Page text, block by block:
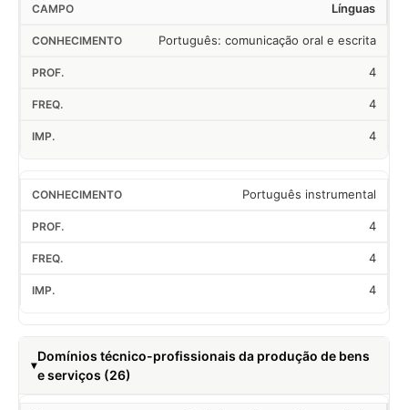
Línguas
Português: comunicação oral e escrita
4
4
4
Português instrumental
4
4
4
Domínios técnico-profissionais da produção de bens
e serviços (26)